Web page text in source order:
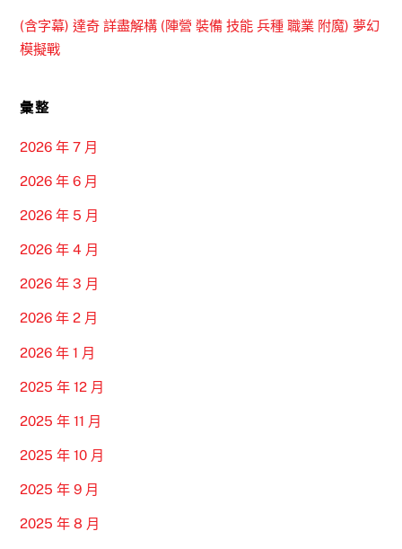
(含字幕) 達奇 詳盡解構 (陣營 裝備 技能 兵種 職業 附魔) 夢幻
模擬戰
彙整
2026 年 7 月
2026 年 6 月
2026 年 5 月
2026 年 4 月
2026 年 3 月
2026 年 2 月
2026 年 1 月
2025 年 12 月
2025 年 11 月
2025 年 10 月
2025 年 9 月
2025 年 8 月